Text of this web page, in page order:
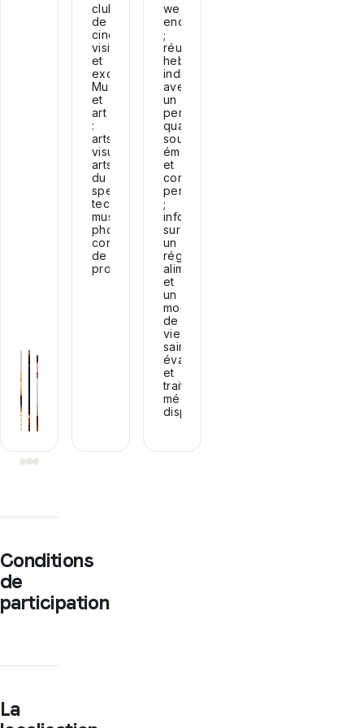
club
de
cinéma,
visites
et
excursions...
Musique
et
art
:
arts
visuels,
arts
du
spectacle,
technologie
musicale,
photographie,
conception
de
produits...
week-
end
;
réunions
hebdomadaires
individuelles
avec
un
personnel
qualifié,
soutien
émotionnel
et
conseils
personnels
;
informations
sur
un
régime
alimentaire
et
un
mode
de
vie
sains,
évaluations
et
traitements
médicaux
disponibles...
Conditions
de
participation
La